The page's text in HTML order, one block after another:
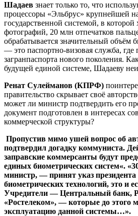
Шадаев знает только то, что
процессоры «Эльбрус» крупнейшей
государственной системой, в которой
фотографий, 20 млн отпечатков
обрабатывается значительный объём
— это паспортно-визовая служба, где
загранпаспорта нового поколения.
будущей единой системе, Шадаеву
Ренат Сулейманов (КПРФ)
правительство скрывает своё
может ли министр подтвердить его
документ подготовлен в интересах
коммерческой структуры?
Пропустив мимо ушей вопрос об
подтвердил догадку коммуниста.
заправские коммерсанты будут
единых биометрических систем«.
министр, — принят указ президента
биометрических технологий, это и
Учредители—Центральный банк,
«Ростелеком», — которые до этого
эксплуатацию данной системы…».